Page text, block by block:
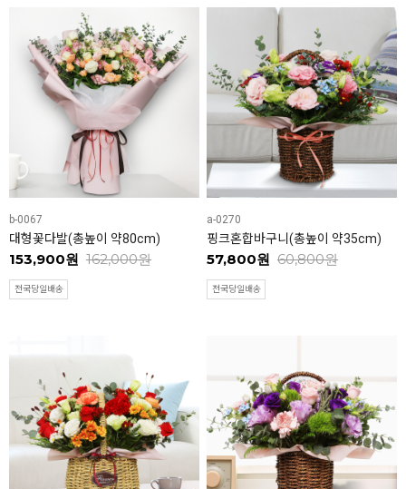
b-0067
대형꽃다발(총높이 약80cm)
153,900원 162,000원
전국당일배송
a-0270
핑크혼합바구니(총높이 약35cm)
57,800원 60,800원
전국당일배송